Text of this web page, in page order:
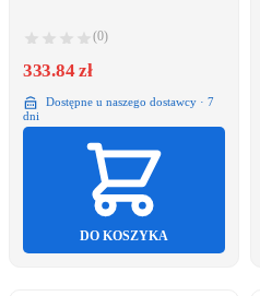
(0)
333.84 zł
Dostępne u naszego dostawcy · 7
dni
DO KOSZYKA